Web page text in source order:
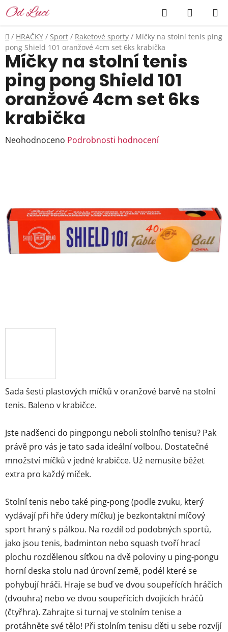
Přejít
na
obsah
Hledat
KOŠÍK
Domů
/ HRAČKY / Sport / Raketové sporty / Míčky na stolní tenis ping
pong Shield 101 oranžové 4cm set 6ks krabička
Sada šesti plastových míčků v oranžové barvě na stolní
tenis. Baleno v krabičce.
Jste nadšenci do pingpongu neboli stolního tenisu? Pak
právě pro vás je tato sada ideální volbou. Dostatečné
množství míčků v jedné krabičce. Už nemusíte běžet
extra pro každý míček.
Stolní tenis nebo také ping-pong (podle zvuku, který
vydávají při hře údery míčku) je bezkontaktní míčový
sport hraný s pálkou. Na rozdíl od podobných sportů,
jako jsou tenis, badminton nebo squash tvoří hrací
plochu rozdělenou síťkou na dvě poloviny u ping-pongu
horní deska stolu nad úrovní země, podél které se
pohybují hráči. Hraje se buď ve dvou soupeřících hráčích
(dvouhra) nebo ve dvou soupeřících dvojicích hráčů
(čtyřhra). Zahrajte si turnaj ve stolním tenise a
protáhněte své tělo! Při stolním tenisu děti u sebe rozvíjí
Míčky na stolní tenis
ping pong Shield 101
oranžové 4cm set 6ks
krabička
Průměrné
z
5
hvězdiček.
Neohodnoceno Podrobnosti hodnocení